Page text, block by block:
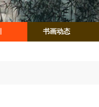
书画动态